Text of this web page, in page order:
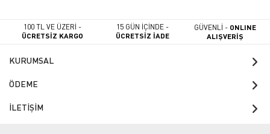
100 TL VE ÜZERİ -
ÜCRETSİZ KARGO
15 GÜN İÇİNDE -
ÜCRETSİZ İADE
GÜVENLİ - ONLINE
ALIŞVERİŞ
KURUMSAL
ÖDEME
İLETİŞİM